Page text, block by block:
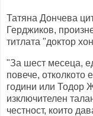
Татяна Дончева
Герджиков,
титлата "доктор
"За шест месеца,
повече,
години или Тодор
изключителен
честност, които